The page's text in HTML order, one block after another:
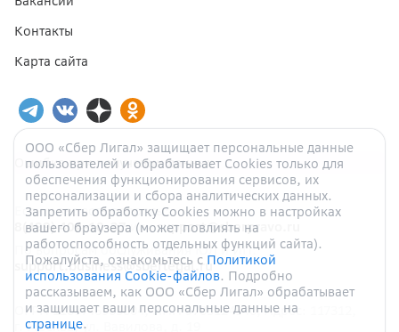
Контакты
Карта сайта
Ошибка при получении данных
Если у вас есть вопросы:
8(499) 404-10-37 или support@sberpravo.ru
По вопросам обслуживания ЮЛ и ИП:
support.business@sberlegal.ru
ОГРН1187746905004, ИНН9705124940, Адрес:
Москва,ул.
ООО «Сбер Лигал» защищает персональные данные
пользователей и обрабатывает Cookies только для
обеспечения функционирования сервисов, их
персонализации и сбора аналитических данных.
Запретить обработку Cookies можно в настройках
вашего браузера (может повлиять на
работоспособность отдельных функций сайта).
Пожалуйста, ознакомьтесь с Политикой
использования Cookie-файлов. Подробно
рассказываем, как ООО «Сбер Лигал» обрабатывает
и защищает ваши персональные данные на
странице.